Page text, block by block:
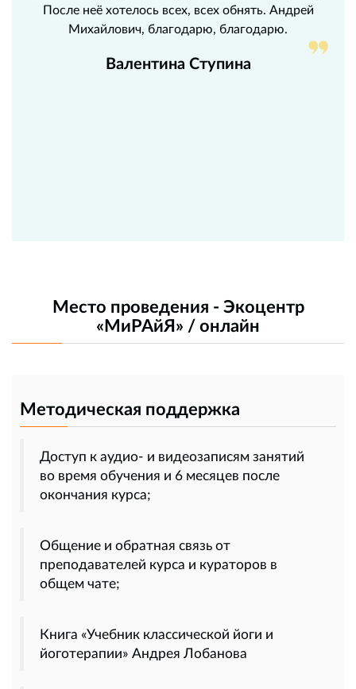
После неё хотелось всех, всех обнять. Андрей
Михайлович, благодарю, благодарю.
Валентина Ступина
Место проведения - Экоцентр
«МиРАйЯ» / онлайн
Методическая поддержка
Доступ к аудио- и видеозаписям занятий
во время обучения и 6 месяцев после
окончания курса;
Общение и обратная связь от
преподавателей курса и кураторов в
общем чате;
Книга «Учебник классической йоги и
йоготерапии» Андрея Лобанова